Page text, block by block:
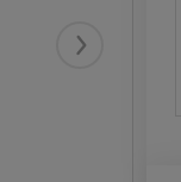
Järgmised